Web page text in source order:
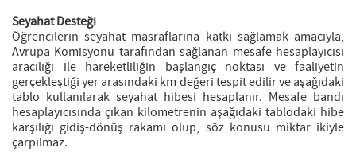
Seyahat Desteği
Öğrencilerin seyahat masraflarına katkı sağlamak amacıyla,
Avrupa Komisyonu tarafından sağlanan mesafe hesaplayıcısı
aracılığı ile hareketliliğin başlangıç noktası ve faaliyetin
gerçekleştiği yer arasındaki km değeri tespit edilir ve aşağıdaki
tablo kullanılarak seyahat hibesi hesaplanır. Mesafe bandı
hesaplayıcısında çıkan kilometrenin aşağıdaki tablodaki hibe
karşılığı gidiş-dönüş rakamı olup, söz konusu miktar ikiyle
çarpılmaz.